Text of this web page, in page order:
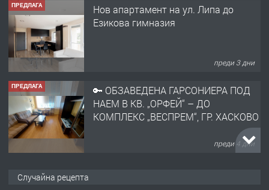
ПРЕДЛАГА
Нов апартамент на ул. Липа до
Езикова гимназия
преди 3 дни
ПРЕДЛАГА
🔑 ОБЗАВЕДЕНА ГАРСОНИЕРА ПОД
НАЕМ В КВ. „ОРФЕЙ“ – ДО
КОМПЛЕКС „ВЕСПРЕМ“, ГР. ХАСКОВО
преди 4 дни
Случайна рецепта